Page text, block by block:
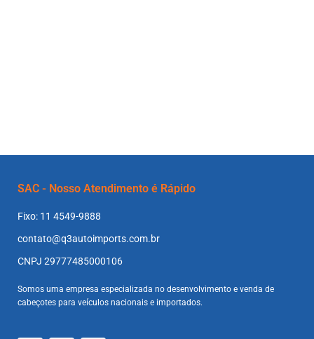
SAC - Nosso Atendimento é Rápido
Fixo: 11 4549-9888
contato@q3autoimports.com.br
CNPJ 29777485000106
Somos uma empresa especializada no desenvolvimento e venda de
cabeçotes para veículos nacionais e importados.